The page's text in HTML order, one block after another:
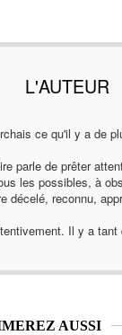
L'AUTEUR
ce qu'il y a de
parle de prêter
les possibles, à
décelé, reconnu,
Il y a
AUSSI